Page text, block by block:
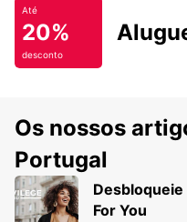
Até
20%
desconto
Os nossos
Portugal
For You